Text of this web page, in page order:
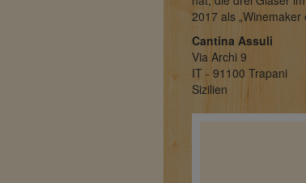
2017 als
Cantina Assuli
Via Archi 9
IT - 91100 Trapani
Sizilien